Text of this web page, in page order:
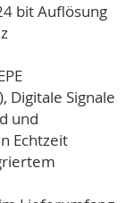
bit Auflösung
Digitale Signale
und
Echtzeit